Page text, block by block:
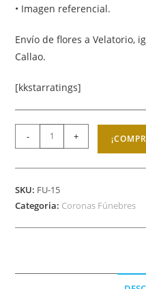
• Imagen referencial.
Envío de flores a Velatorio,
Callao.
[kkstarratings]
- +
SKU: FU-15
Categoria: Coronas Fúnebres